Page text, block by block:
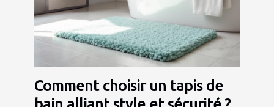
Comment choisir un tapis de